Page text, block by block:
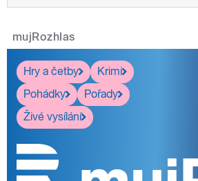
mujRozhlas
Hry a četby
Krimi
Pohádky
Pořady
Živé vysílání